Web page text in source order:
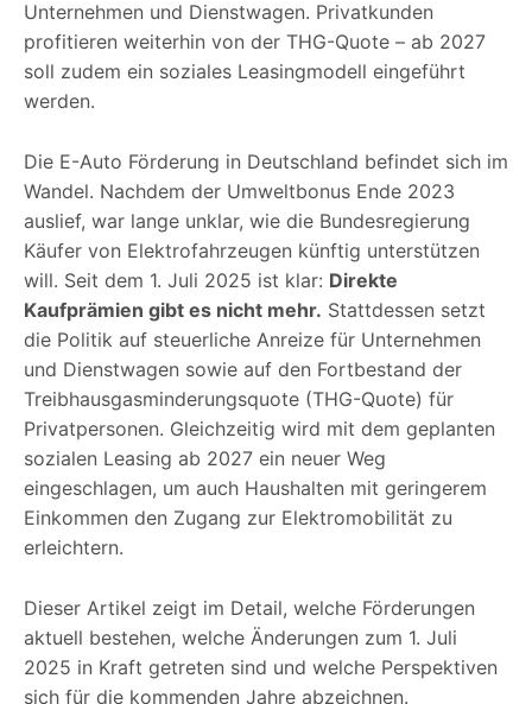
Unternehmen und Dienstwagen. Privatkunden
profitieren weiterhin von der THG-Quote – ab 2027
soll zudem ein soziales Leasingmodell eingeführt
werden.
Die E-Auto Förderung in Deutschland befindet sich im
Wandel. Nachdem der Umweltbonus Ende 2023
auslief, war lange unklar, wie die Bundesregierung
Käufer von Elektrofahrzeugen künftig unterstützen
will. Seit dem 1. Juli 2025 ist klar: Direkte
Kaufprämien gibt es nicht mehr. Stattdessen setzt
die Politik auf steuerliche Anreize für Unternehmen
und Dienstwagen sowie auf den Fortbestand der
Treibhausgasminderungsquote (THG-Quote) für
Privatpersonen. Gleichzeitig wird mit dem geplanten
sozialen Leasing ab 2027 ein neuer Weg
eingeschlagen, um auch Haushalten mit geringerem
Einkommen den Zugang zur Elektromobilität zu
erleichtern.
Dieser Artikel zeigt im Detail, welche Förderungen
aktuell bestehen, welche Änderungen zum 1. Juli
2025 in Kraft getreten sind und welche Perspektiven
sich für die kommenden Jahre abzeichnen.